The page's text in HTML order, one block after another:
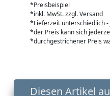
*Preisbeispiel
*inkl. MwSt. zzgl. Versand
*Lieferzeit unterschiedlich
*der Preis kann sich
*durchgestrichener Preis